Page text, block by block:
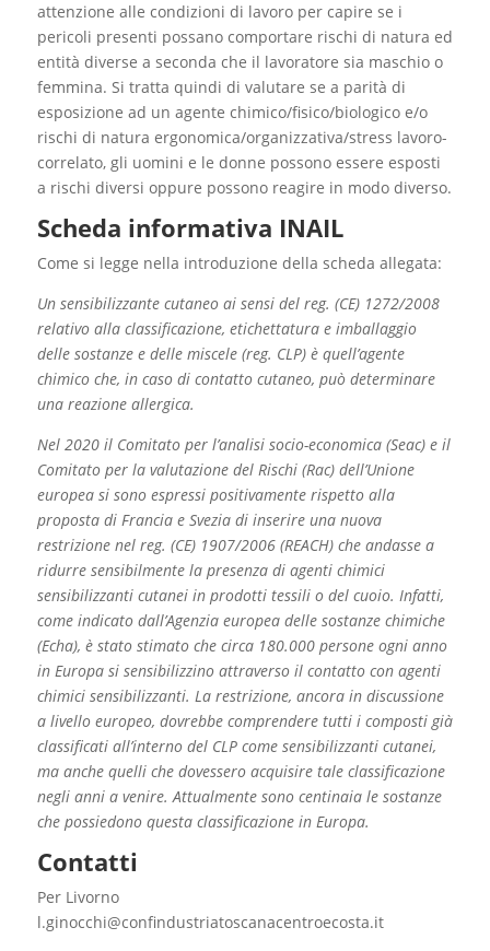
attenzione alle condizioni di lavoro per capire se i
pericoli presenti possano comportare rischi di natura ed
entità diverse a seconda che il lavoratore sia maschio o
femmina. Si tratta quindi di valutare se a parità di
esposizione ad un agente chimico/fisico/biologico e/o
rischi di natura ergonomica/organizzativa/stress lavoro-
correlato, gli uomini e le donne possono essere esposti
a rischi diversi oppure possono reagire in modo diverso.
Scheda informativa INAIL
Come si legge nella introduzione della scheda allegata:
Un sensibilizzante cutaneo ai sensi del reg. (CE) 1272/2008
relativo alla classificazione, etichettatura e imballaggio
delle sostanze e delle miscele (reg. CLP) è quell’agente
chimico che, in caso di contatto cutaneo, può determinare
una reazione allergica.
Nel 2020 il Comitato per l’analisi socio-economica (Seac) e il
Comitato per la valutazione del Rischi (Rac) dell’Unione
europea si sono espressi positivamente rispetto alla
proposta di Francia e Svezia di inserire una nuova
restrizione nel reg. (CE) 1907/2006 (REACH) che andasse a
ridurre sensibilmente la presenza di agenti chimici
sensibilizzanti cutanei in prodotti tessili o del cuoio. Infatti,
come indicato dall’Agenzia europea delle sostanze chimiche
(Echa), è stato stimato che circa 180.000 persone ogni anno
in Europa si sensibilizzino attraverso il contatto con agenti
chimici sensibilizzanti. La restrizione, ancora in discussione
a livello europeo, dovrebbe comprendere tutti i composti già
classificati all’interno del CLP come sensibilizzanti cutanei,
ma anche quelli che dovessero acquisire tale classificazione
negli anni a venire. Attualmente sono centinaia le sostanze
che possiedono questa classificazione in Europa.
Contatti
Per Livorno
l.ginocchi@confindustriatoscanacentroecosta.it